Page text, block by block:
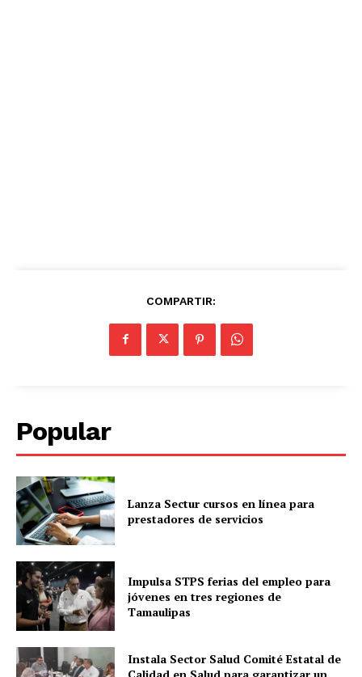
COMPARTIR:
Popular
Lanza Sectur cursos en línea para
prestadores de servicios
Impulsa STPS ferias del empleo para
jóvenes en tres regiones de
Tamaulipas
Instala Sector Salud Comité Estatal de